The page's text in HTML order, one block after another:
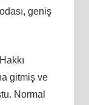
geniş
gitmiş ve
Normal